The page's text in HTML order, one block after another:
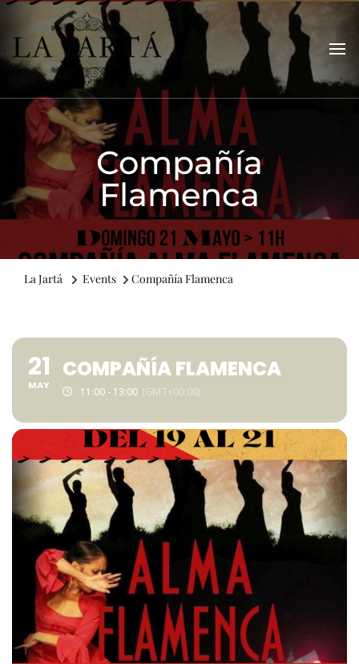
La Jartá
Taberna andaluza en el Puerto Deportivo de Tarragona
Compañía
Flamenca
La Jartá Events Compañía Flamenca
21
MAY
COMPAÑÍA FLAMENCA
11:00 - 13:00 (GMT+00:00)